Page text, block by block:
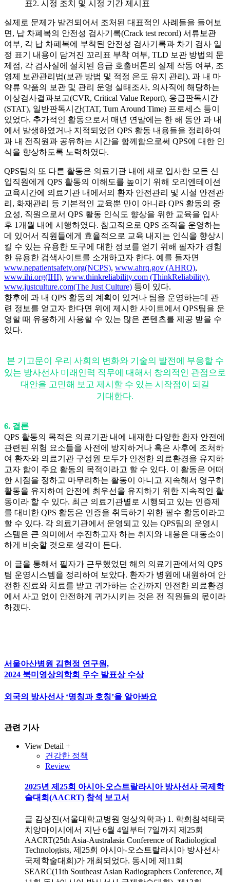
표2. 시정 조치 및 시정 기간 제시표
실제로 문제가 발견되어서 조처된 대표적인 사례들을 들어보
면, 납 차폐복의 안전성 검사기록(Crack test record) 서류보관
여부, 각 납 차폐복에 부착된 안전성 검사기록과 차기 검사 일
정 표기 내용이 담겨진 꼬리표 부착 여부, TLD 보관 방법의 문
제점, 각 검사실에 설치된 응급 호출버톤의 실제 작동 여부, 조
영제 보관관리법(보관 방법 및 적정 온도 유지 관리), 과 내 마
약류 약품의 보관 및 관리 운영 실태조사, 의사직에 해당하는
이상검사결과보고(CVR, Critical Value Report), 응급판독시간
(STAT), 일반판독시간(TAT, Turn Around Time) 프로세스 등이
있었다. 추가적인 활동으로서 매년 연말에는 한 해 동안 과 내
에서 발생하였거나 지적되었던 QPS 활동 내용들을 정리하여
과 내 전직원과 공유하는 시간을 함께함으로써 QPS에 대한 인
식을 향상하도록 노력하였다.
QPS팀의 또 다른 활동은 의료기관 내에 새로 입사한 모든 신
입직원에게 QPS 활동의 이해도를 높이기 위해 오리엔테이션
교육시간에 의료기관 내에서의 환자 안전관리 및 시설 안전관
리, 화재관리 등 기본적인 교육뿐 만이 아니라 QPS 활동의 중
요성, 직원으로서 QPS 활동 인식도 향상을 위한 교육을 입사
후 1개월 내에 시행하였다. 참고적으로 QPS 조직을 운영하는
데 있어서 직원들에게 효율적으로 교육 내지는 인식을 향상시
킬 수 있는 유용한 도구에 대한 정보를 얻기 위해 필자가 경험
한 유용한 검색사이트를 소개하고자 한다. 예를 들자면
www.nepatientsafety.org(NCPS), www.ahrq.gov (AHRQ),
www.ihi.org(IHI), www.thinkreliability.com (ThinkReliability),
www.justculture.com(The Just Culture) 등이 있다.
향후에 과 내 QPS 활동의 계획이 있거나 팀을 운영하는데 관
련 정보를 얻고자 한다면 위에 제시한 사이트에서 QPS팀을 운
영할 때 유용하게 사용할 수 있는 많은 콘텐츠를 제공 받을 수
있다.
본 기고문이 우리 사회의 변화와 기술의 발전에 부응할 수
있는 방사선사 미래인력 직무에 대해서 창의적인 관점으로
대안을 고민해 보고 제시할 수 있는 시작점이 되길
기대한다.
6. 결론
QPS 활동의 목적은 의료기관 내에 내재한 다양한 환자 안전에
관련된 위험 요소들을 사전에 방지하거나 혹은 사후에 조처하
여 환자와 의료기관 구성원 모두가 안전한 의료환경을 유지하
고자 함이 주요 활동의 목적이라고 할 수 있다. 이 활동은 어떠
한 시점을 정하고 마무리하는 활동이 아니고 지속해서 영구히
활동을 유지하여 안전에 최우선을 유지하기 위한 지속적인 활
동이라 할 수 있다. 최근 의료기관별로 시행되고 있는 인증제
를 대비한 QPS 활동은 인증을 취득하기 위한 필수 활동이라고
할 수 있다. 각 의료기관에서 운영되고 있는 QPS팀의 운영시
스템은 큰 의미에서 추진하고자 하는 취지와 내용은 대동소이
하게 비슷할 것으로 생각이 든다.
이 글을 통해서 필자가 근무했었던 해외 의료기관에서의 QPS
팀 운영시스템을 정리하여 보았다. 환자가 병원에 내원하여 안
전한 진료와 치료를 받고 귀가하는 순간까지 안전한 의료환경
에서 사고 없이 안전하게 귀가시키는 것은 전 직원들의 몫이라
하겠다.
서울아산병원 김현정 연구원,
2024 북미영상의학회 우수 발표상 수상
외국의 방사선사 ‘명칭과 호칭’을 알아봐요
관련 기사
View Detail +
건강한 정책
Review
2025년 제25회 아시아-오스트랄라시아 방사선사 국제학
술대회(AACRT) 참석 보고서
글 김상진(서울대학교병원 영상의학과) 1. 학회참석태국
치앙마이시에서 지난 6월 4일부터 7일까지 제25회
AACRT(25th Asia-Australasia Conference of Radiological
Technologists, 제25회 아시아-오스트랄라시아 방사선사
국제학술대회)가 개최되었다. 동시에 제11회
SEARC(11th Southeast Asian Radiographers Conference, 제